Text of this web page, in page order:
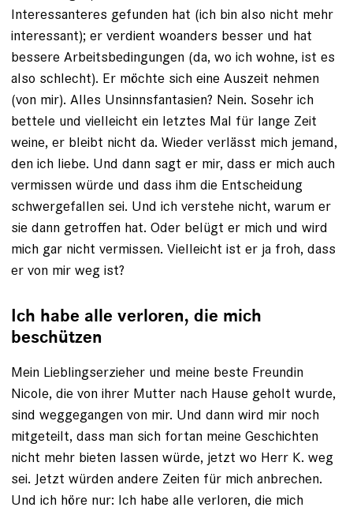
Interessanteres gefunden hat (ich bin also nicht mehr
interessant); er verdient woanders besser und hat
bessere Arbeitsbedingungen (da, wo ich wohne, ist es
also schlecht). Er möchte sich eine Auszeit nehmen
(von mir). Alles Unsinns­fan­tasien? Nein. Sosehr ich
bettele und vielleicht ein letztes Mal für lange Zeit
weine, er bleibt nicht da. Wieder verlässt mich jemand,
den ich liebe. Und dann sagt er mir, dass er mich auch
vermissen würde und dass ihm die Entscheidung
schwergefallen sei. Und ich verstehe nicht, warum er
sie dann getroffen hat. Oder belügt er mich und wird
mich gar nicht vermissen. Vielleicht ist er ja froh, dass
er von mir weg ist?
Ich habe alle verloren, die mich
beschützen
Mein Lieblingserzieher und meine beste Freundin
Nicole, die von ihrer Mutter nach Hause geholt wurde,
sind weggegangen von mir. Und dann wird mir noch
mitgeteilt, dass man sich fortan meine Geschichten
nicht mehr bieten lassen würde, jetzt wo Herr K. weg
sei. Jetzt würden andere Zeiten für mich anbrechen.
Und ich höre nur: Ich habe alle verloren, die mich